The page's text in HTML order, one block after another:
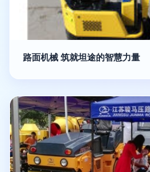
路面机械 筑就坦途的智慧力量